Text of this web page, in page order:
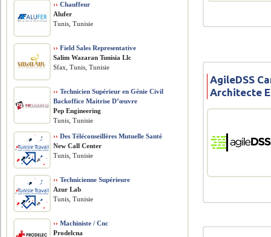
AgileDSS
Architecte
›› Chauffeur
Alufer
Tunis, Tunisie
›› Field Sales Representative
Salim Wazaran Tunisia Llc
Sfax, Tunis, Tunisie
›› Technicien Supérieur en Génie Civil
Backoffice Maitrise D’œuvre
Pep Engineering
Tunis, Tunisie
›› Des Téléconseillères Mutuelle Santé
New Call Center
Tunis, Tunisie
›› Technicienne Supérieure
Azur Lab
Tunis, Tunisie
›› Machiniste / Cnc
Prodelcna